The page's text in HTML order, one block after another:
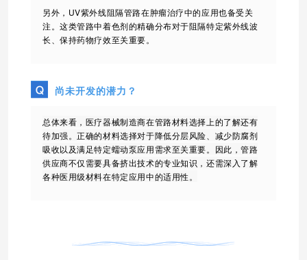
另外，UV紫外线阻隔管路在肿瘤治疗中的应用也备受关
注。这类管路中着色剂的精确分布对于阻隔特定紫外线波
长、保持药物疗效至关重要。
尚未开发的潜力？
总体来看，医疗器械制造商在管路材料选择上的了解还有
待加强。正确的材料选择对于降低分层风险、减少防腐剂
吸收以及满足特定蠕动泵应用需求至关重要。因此，管路
供应商不仅需要具备挤出技术的专业知识，还需深入了解
各种医用级材料在特定应用中的适用性。